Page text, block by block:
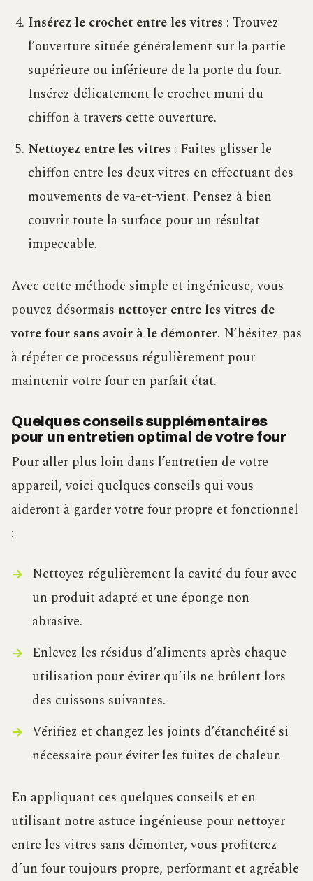
Insérez le crochet entre les vitres : Trouvez
l’ouverture située généralement sur la partie
supérieure ou inférieure de la porte du four.
Insérez délicatement le crochet muni du
chiffon à travers cette ouverture.
Nettoyez entre les vitres : Faites glisser le
chiffon entre les deux vitres en effectuant des
mouvements de va-et-vient. Pensez à bien
couvrir toute la surface pour un résultat
impeccable.
Avec cette méthode simple et ingénieuse, vous
pouvez désormais nettoyer entre les vitres de
votre four sans avoir à le démonter. N’hésitez pas
à répéter ce processus régulièrement pour
maintenir votre four en parfait état.
Quelques conseils supplémentaires
pour un entretien optimal de votre four
Pour aller plus loin dans l’entretien de votre
appareil, voici quelques conseils qui vous
aideront à garder votre four propre et fonctionnel
:
Nettoyez régulièrement la cavité du four avec
un produit adapté et une éponge non
abrasive.
Enlevez les résidus d’aliments après chaque
utilisation pour éviter qu’ils ne brûlent lors
des cuissons suivantes.
Vérifiez et changez les joints d’étanchéité si
nécessaire pour éviter les fuites de chaleur.
En appliquant ces quelques conseils et en
utilisant notre astuce ingénieuse pour nettoyer
entre les vitres sans démonter, vous profiterez
d’un four toujours propre, performant et agréable